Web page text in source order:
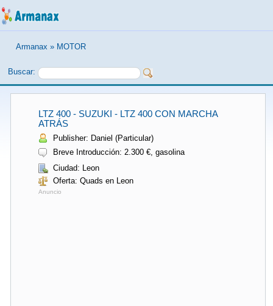
Armanax » MOTOR
Buscar:
LTZ 400 - SUZUKI - LTZ 400 CON MARCHA
ATRÁS
Publisher: Daniel (Particular)
Breve Introducción: 2.300 €, gasolina
Ciudad: Leon
Oferta: Quads en Leon
Anuncio